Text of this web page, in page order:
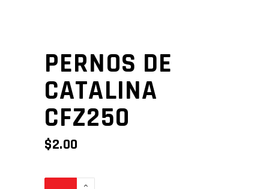
PERNOS DE
CATALINA
CFZ250
$2.00